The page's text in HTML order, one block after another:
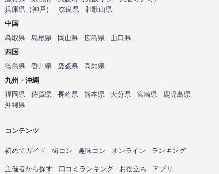
兵庫県 （神戸） 奈良県
和歌山県
中国
鳥取県
島根県 岡山県 広島県
山口県
四国
徳島県
香川県 愛媛県
高知県
九州・沖縄
福岡県
佐賀県 長崎県 熊本県 大分県 宮崎県
鹿児島県
沖縄県
コンテンツ
初めてガイド 街コン 趣味コン オンライン ランキング
主催者から探す 口コミランキング お役立ち アプリ